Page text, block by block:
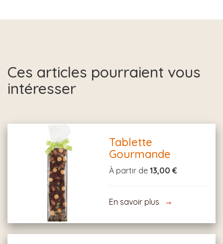
Ces articles pourraient vous
intéresser
Tablette
Gourmande
À partir de13,00 €
En savoir plus